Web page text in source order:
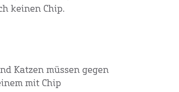
keinen Chip.
Katzen müssen gegen
mit Chip